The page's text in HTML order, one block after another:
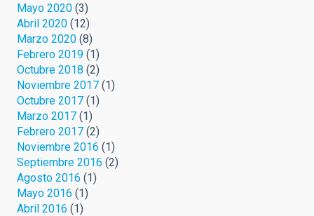
Mayo 2020 (3)
Abril 2020 (12)
Marzo 2020 (8)
Febrero 2019 (1)
Octubre 2018 (2)
Noviembre 2017 (1)
Octubre 2017 (1)
Marzo 2017 (1)
Febrero 2017 (2)
Noviembre 2016 (1)
Septiembre 2016 (2)
Agosto 2016 (1)
Mayo 2016 (1)
Abril 2016 (1)